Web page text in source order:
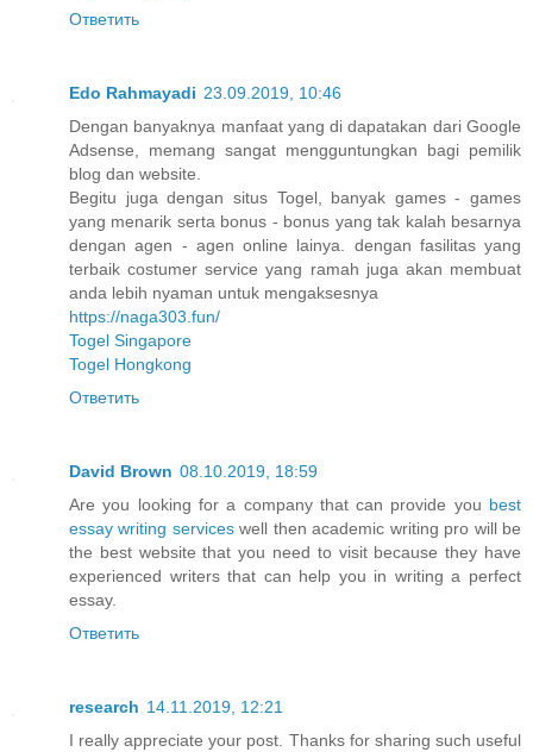
Ответить
Edo Rahmayadi 23.09.2019, 10:46
Dengan banyaknya manfaat yang di dapatakan dari Google
Adsense, memang sangat mengguntungkan bagi pemilik
blog dan website.
Begitu juga dengan situs Togel, banyak games - games
yang menarik serta bonus - bonus yang tak kalah besarnya
dengan agen - agen online lainya. dengan fasilitas yang
terbaik costumer service yang ramah juga akan membuat
anda lebih nyaman untuk mengaksesnya
https://naga303.fun/
Togel Singapore
Togel Hongkong
Ответить
David Brown 08.10.2019, 18:59
Are you looking for a company that can provide you best
essay writing serviceswell then academic writing pro will be
the best website that you need to visit because they have
experienced writers that can help you in writing a perfect
essay.
Ответить
research 14.11.2019, 12:21
I really appreciate your post. Thanks for sharing such useful